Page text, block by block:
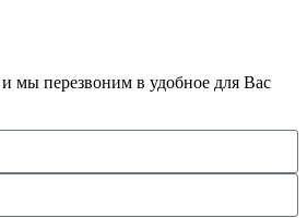
мы перезвоним в удобное для Вас